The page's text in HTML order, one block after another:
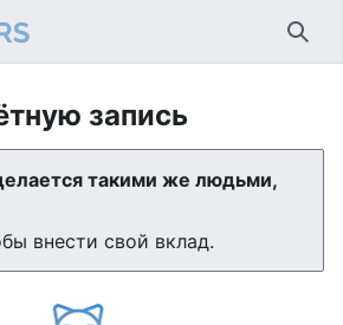
запись
такими же людьми,
внести свой вклад.